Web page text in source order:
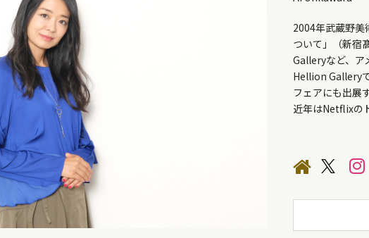
2004年武蔵野美
ついて」（新宿
Galleryなど、ア
Hellion Gallery
フェアにも出展
近年はNetflixの